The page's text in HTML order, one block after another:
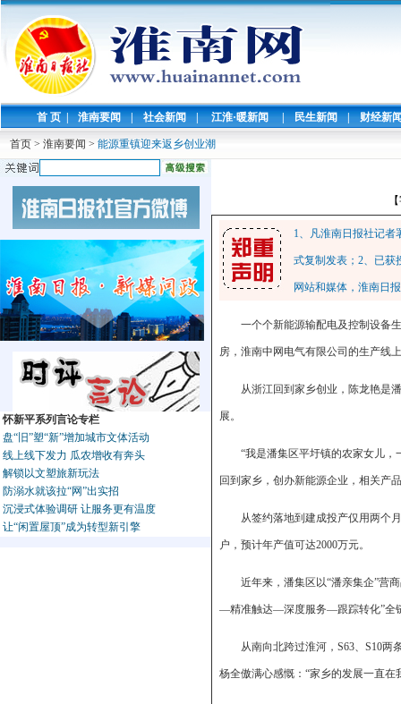
首 页 | 淮南要闻 | 社会新闻 | 江淮·暖新闻 | 民生新闻 | 财经新
首页 > 淮南要闻 > 能源重镇迎来返乡创业潮
怀新平系列言论专栏
盘“旧”塑“新”增加城市文体活动
线上线下发力 瓜农增收有奔头
解锁以文塑旅新玩法
防溺水就该拉“网”出实招
沉浸式体验调研 让服务更有温度
让“闲置屋顶”成为转型新引擎
1、凡淮南日报社记
式复制发表；2、已获
网站和媒体，淮南日
一个个新能源输配电及控制设备
房，淮南中网电气有限公司的生产线
从浙江回到家乡创业，陈龙艳是
展。
“我是潘集区平圩镇的农家女儿
回到家乡，创办新能源企业，相关产
从签约落地到建成投产仅用两个
户，预计年产值可达2000万元。
近年来，潘集区以“潘亲集企”营
—精准触达—深度服务—跟踪转化”全
从南向北跨过淮河，S63、S10
杨全傲满心感慨：“家乡的发展一直